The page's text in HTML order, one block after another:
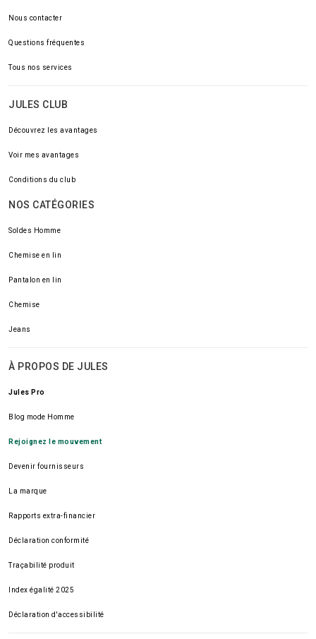
Nous contacter
Questions fréquentes
Tous nos services
JULES CLUB
Découvrez les avantages
Voir mes avantages
Conditions du club
NOS CATÉGORIES
Soldes Homme
Chemise en lin
Pantalon en lin
Chemise
Jeans
À PROPOS DE JULES
Jules Pro
Blog mode Homme
Rejoignez le mouvement
Devenir fournisseurs
La marque
Rapports extra-financier
Déclaration conformité
Traçabilité produit
Index égalité 2025
Déclaration d'accessibilité